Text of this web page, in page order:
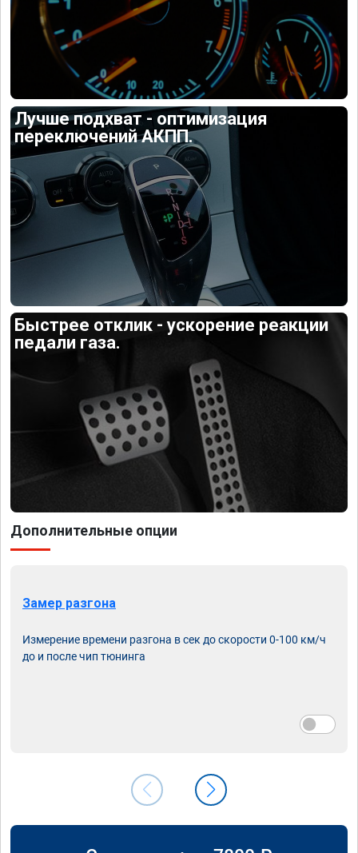
Лучше подхват - оптимизация
переключений АКПП.
Быстрее отклик - ускорение реакции
педали газа.
Дополнительные опции
Замер разгона
Измерение времени разгона в сек до скорости 0-100 км/ч
до и после чип тюнинга